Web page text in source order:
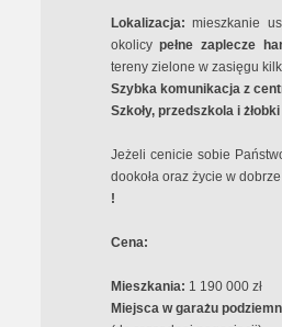
Lokalizacja: mieszkanie
okolicypełne zaplecze
tereny zielone w zasięgu
Szybka komunikacja z
Szkoły, przedszkola i
Jeżeli cenicie sobie
dookoła oraz życie w
!
Cena:
Mieszkania: 1 190 000 zł
Miejsca w garażu